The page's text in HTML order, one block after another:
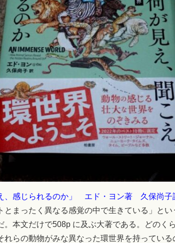
、感じられるのか」 エド・ヨン著 久保尚子
とまったく異なる感覚の中で生きている」と
。本文だけで508p に及ぶ大著である。どのく
れらの動物がみな異なった環世界を持ってい